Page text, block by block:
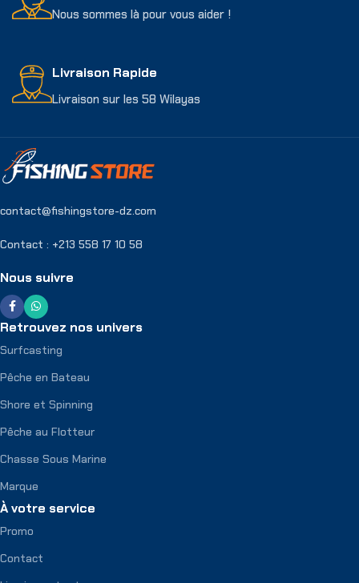
Nous sommes là pour vous aider !
Livraison Rapide
Livraison sur les 58 Wilayas
contact@fishingstore-dz.com
Contact : +213 558 17 10 58
Nous suivre
Retrouvez nos univers
Surfcasting
Pêche en Bateau
Shore et Spinning
Pêche au Flotteur
Chasse Sous Marine
Marque
À votre service
Promo
Contact